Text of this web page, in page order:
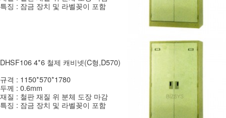
특징 : 잠금 장치 및 라벨꽂이 포함
DHSF106 4*6 철제 캐비넷(C형,D570)
규격 : 1150*570*1780
두께 : 0.6mm
재질 : 철판 재질 위 분체 도장 마감
특징 : 잠금 장치 및 라벨꽂이 포함